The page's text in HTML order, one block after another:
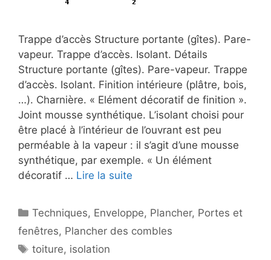
Trappe d’accès Structure portante (gîtes). Pare-
vapeur. Trappe d’accès. Isolant. Détails
Structure portante (gîtes). Pare-vapeur. Trappe
d’accès. Isolant. Finition intérieure (plâtre, bois,
…). Charnière. « Elément décoratif de finition ».
Joint mousse synthétique. L’isolant choisi pour
être placé à l’intérieur de l’ouvrant est peu
perméable à la vapeur : il s’agit d’une mousse
synthétique, par exemple. « Un élément
décoratif … Lire la suite
Catégories
Techniques, Enveloppe, Plancher, Portes et
fenêtres, Plancher des combles
Étiquettes
toiture, isolation